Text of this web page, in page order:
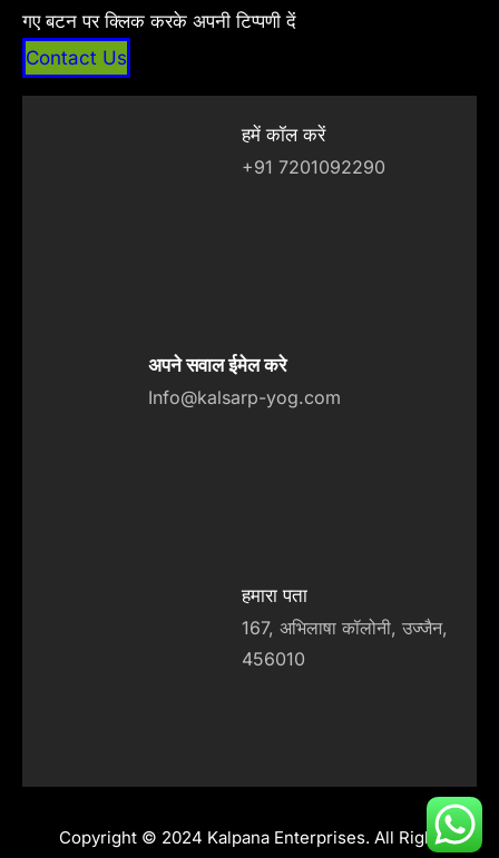
गए बटन पर क्लिक करके अपनी टिप्पणी दें
Contact Us
हमें कॉल करें
+91 7201092290
अपने सवाल ईमेल करे
Info@kalsarp-yog.com
हमारा पता
167, अभिलाषा कॉलोनी, उज्जैन,
456010
Copyright © 2024 Kalpana Enterprises. All Right